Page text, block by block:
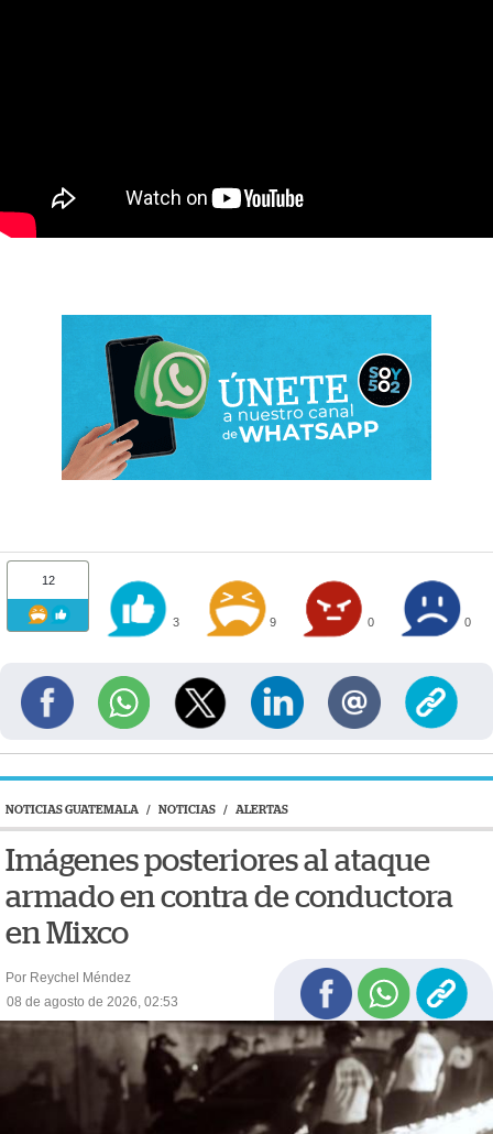
12
3 9 0 0
NOTICIAS GUATEMALA / NOTICIAS / ALERTAS
Imágenes posteriores al ataque
armado en contra de conductora
en Mixco
Por Reychel Méndez
08 de agosto de 2026, 02:53